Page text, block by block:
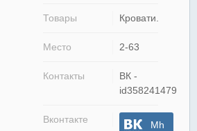
Товары Кровати.
Место 2-63
Контакты
ВК -
id358241479
Вконтакте
Mh